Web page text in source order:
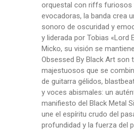
orquestal con riffs furiosos
evocadoras, la banda crea
sonoro de oscuridad y
y liderada por Tobias «Lord
Micko, su visión se
Obsessed By Black Art son
majestuosos que se
de guitarra gélidos,
y voces abismales: un
manifiesto del Black Metal
une el espíritu crudo del
profundidad y la fuerza del